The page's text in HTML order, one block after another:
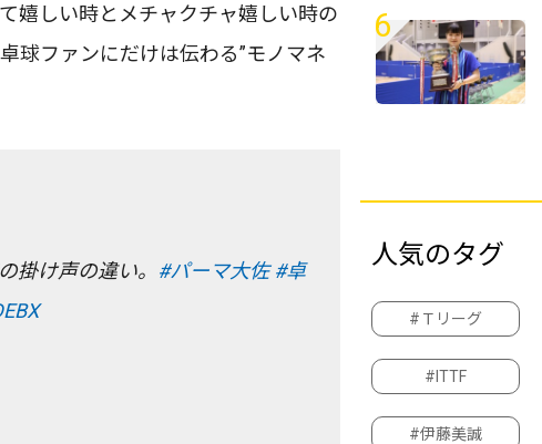
嬉しい時とメチャクチャ嬉しい時の
球ファンにだけは伝わる”モノマネ
掛け声の違い。 #パーマ大佐 #卓
6
人気のタグ
#Ｔリーグ
#ITTF
#伊藤美誠